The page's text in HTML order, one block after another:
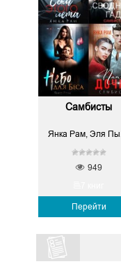
Самбисты
Перейти
949